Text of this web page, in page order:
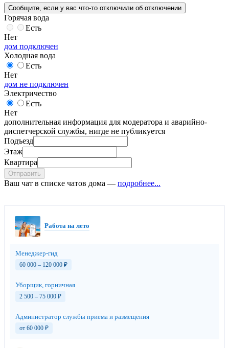
Сообщите , если у вас что-то отключили об отключении
Горячая вода
Есть
Нет
дом подключен
Холодная вода
Есть
Нет
дом не подключен
Электричество
Есть
Нет
дополнительная информация для модератора и аварийно-
диспетчерской службы, нигде не публикуется
Подъезд
Этаж
Квартира
Отправить
Ваш чат в списке чатов дома — подробнее...
Работа на лето
Менеджер-гид
60 000 – 120 000 ₽
Уборщик, горничная
2 500 – 75 000 ₽
Администратор службы приема и размещения
от 60 000 ₽